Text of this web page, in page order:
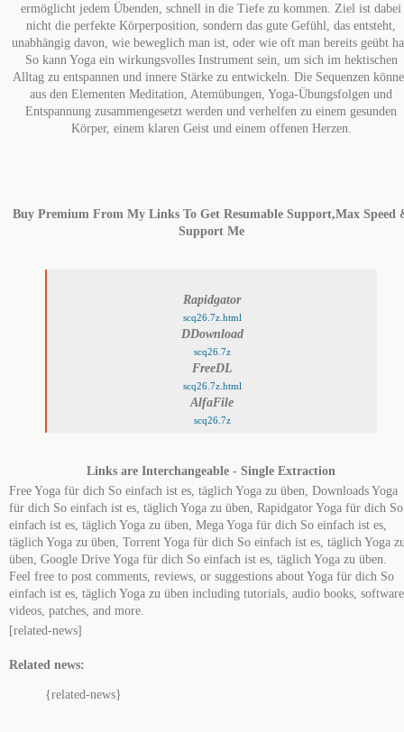
ermöglicht jedem Übenden, schnell in die Tiefe zu kommen. Ziel ist dabei
nicht die perfekte Körperposition, sondern das gute Gefühl, das entsteht,
unabhängig davon, wie beweglich man ist, oder wie oft man bereits geübt
So kann Yoga ein wirkungsvolles Instrument sein, um sich im hektischen
Alltag zu entspannen und innere Stärke zu entwickeln. Die Sequenzen
aus den Elementen Meditation, Atemübungen, Yoga-Übungsfolgen und
Entspannung zusammengesetzt werden und verhelfen zu einem gesunden
Körper, einem klaren Geist und einem offenen Herzen.
Buy Premium From My Links To Get Resumable Support,Max Speed
Support Me
Rapidgator
scq26.7z.html
DDownload
scq26.7z
FreeDL
scq26.7z.html
AlfaFile
scq26.7z
Links are Interchangeable - Single Extraction
Free Yoga für dich So einfach ist es, täglich Yoga zu üben, Downloads Yoga
für dich So einfach ist es, täglich Yoga zu üben, Rapidgator Yoga für dich So
einfach ist es, täglich Yoga zu üben, Mega Yoga für dich So einfach ist es,
täglich Yoga zu üben, Torrent Yoga für dich So einfach ist es, täglich Yoga
üben, Google Drive Yoga für dich So einfach ist es, täglich Yoga zu üben.
Feel free to post comments, reviews, or suggestions about Yoga für dich So
einfach ist es, täglich Yoga zu üben including tutorials, audio books,
videos, patches, and more.
[related-news]
Related news:
{related-news}